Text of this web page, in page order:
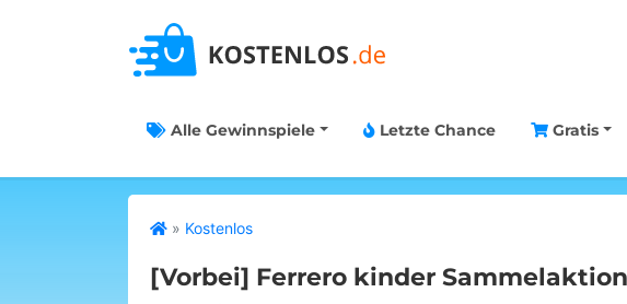
Alle Gewinnspiele Letzte Chance Gratis
» Kostenlos
[Vorbei] Ferrero kinder